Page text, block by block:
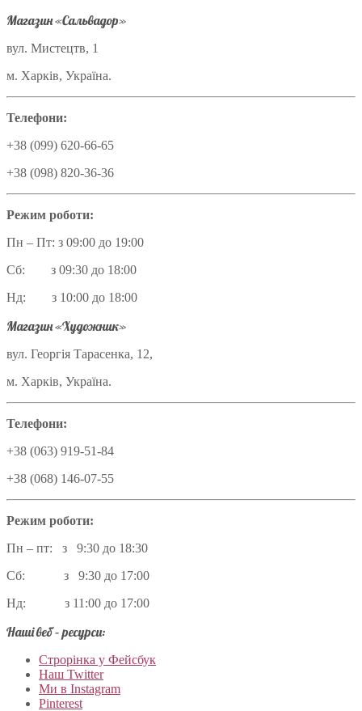
Магазин «Сальвадор»
вул. Мистецтв, 1
м. Харків, Україна.
Телефони:
+38 (099) 620-66-65
+38 (098) 820-36-36
Режим роботи:
Пн – Пт: з 09:00 до 19:00
Сб: з 09:30 до 18:00
Нд: з 10:00 до 18:00
Магазин «Художник»
вул. Георгія Тарасенка, 12,
м. Харків, Україна.
Телефони:
+38 (063) 919-51-84
+38 (068) 146-07-55
Режим роботи:
Пн – пт: з 9:30 до 18:30
Сб: з 9:30 до 17:00
Нд: з 11:00 до 17:00
Наші веб – ресурси:
Строрінка у Фейсбук
Наш Twitter
Ми в Instagram
Pinterest